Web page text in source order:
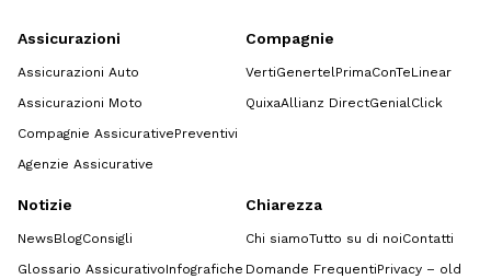
Assicurazioni
Assicurazioni Auto
Assicurazioni Moto
Compagnie AssicurativePreventivi
Agenzie Assicurative
Compagnie
VertiGenertelPrimaConTeLinear
QuixaAllianz DirectGenialClick
Notizie
NewsBlogConsigli
Glossario AssicurativoInfografiche
Chiarezza
Chi siamoTutto su di noiContatti
Domande FrequentiPrivacy – old